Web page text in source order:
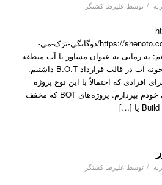
/ توسط علیرضا کشتگر
https://shenoto.com/album/podcast/262475/دوگانگی-تَرَک-می-
یه زمانی به عنوان مشاور با آب منطقه
ای اردبیل یک پروژه تصفیه خونه آب در قالب قرارداد B.O.T داشتیم.
افرادی که احتمالاً با این نوع پروژه
آشنا نیستند و بعد به داستان خودم بپردازم. پروژه‌های BOT که مخفف
/ توسط علیرضا کشتگر